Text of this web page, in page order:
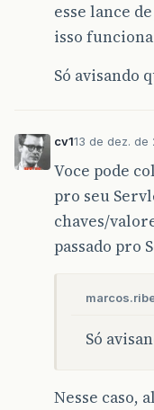
esse lance
isso
Só avisando
cv113 de dez. de
Voce pode
pro seu
chaves/
passado pro
Só
Nesse caso,